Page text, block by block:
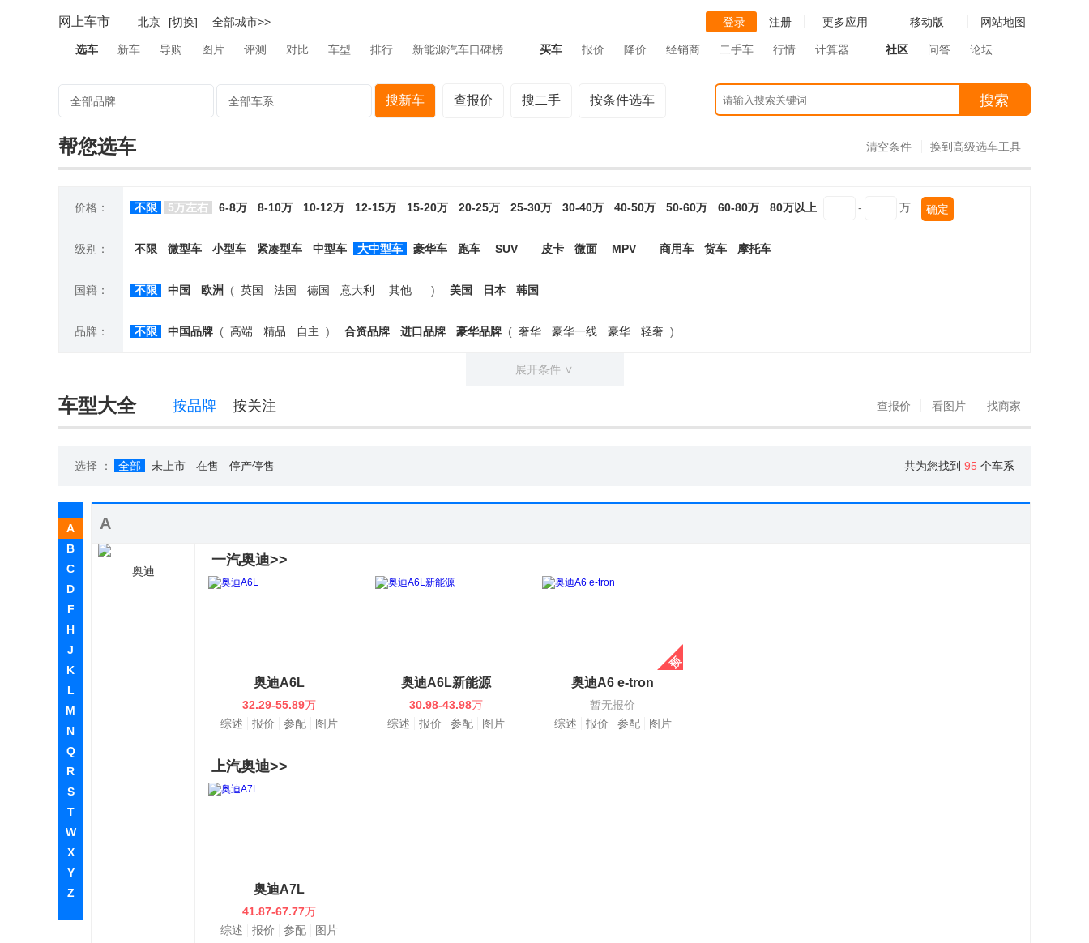
网上车市 北京 [切换] 全部城市>> 登录 注册 更多应用 移动版 网站地图
选车 新车 导购 图片 评测 对比 车型 排行 新能源汽车口碑榜 买车 报价 降价 经销商 二手车 行情 计算器 社区 问答 论坛
全部品牌 全部车系 搜新车 查报价 搜二手 按条件选车 搜索
帮您选车 清空条件 换到高级选车工具
价格： 不限 5万左右 6-8万 8-10万 10-12万 12-15万 15-20万 20-25万 25-30万 30-40万 40-50万 50-60万 60-80万 80万以上 - 万 确定
级别： 不限 微型车 小型车 紧凑型车 中型车 大中型车 豪华车 跑车 SUV 皮卡 微面 MPV 商用车 货车 摩托车
国籍： 不限 中国 欧洲 ( 英国 法国 德国 意大利 其他 ) 美国 日本 韩国
品牌： 不限 中国品牌 ( 高端 精品 自主 ) 合资品牌 进口品牌 豪华品牌 ( 奢华 豪华一线 豪华 轻奢 )
展开条件 ∨
车型大全 按品牌 按关注 查报价 看图片 找商家
选择 ： 全部 未上市 在售 停产停售 共为您找到 95 个车系
A
B
C
D
F
H
J
K
L
M
N
Q
R
S
T
W
X
Y
Z
A
奥迪
一汽奥迪>>
奥迪A6L
32.29-55.89万
综述
报价 参配 图片
奥迪A6L新能源
30.98-43.98万
综述
报价 参配 图片
奥迪A6 e-tron
暂无报价
综述
报价 参配 图片
上汽奥迪>>
奥迪A7L
41.87-67.77万
综述
报价 参配 图片